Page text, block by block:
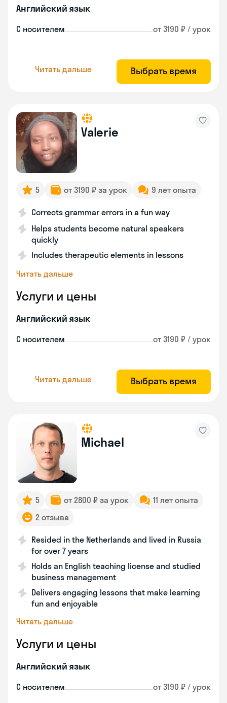
Английский язык
С носителем от 3190 ₽ / урок
Читать дальше Выбрать время
Valerie
5 от 3190 ₽ за урок 9 лет опыта
Corrects grammar errors in a fun way
Helps students become natural speakers
quickly
Includes therapeutic elements in lessons
Читать дальше
Услуги и цены
Английский язык
С носителем от 3190 ₽ / урок
Читать дальше Выбрать время
Michael
5 от 2800 ₽ за урок
11 лет опыта
2 отзыва
Resided in the Netherlands and lived in Russia
for over 7 years
Holds an English teaching license and studied
business management
Delivers engaging lessons that make learning
fun and enjoyable
Читать дальше
Услуги и цены
Английский язык
С носителем от 3190 ₽ / урок